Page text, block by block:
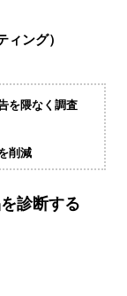
ィング）
を隈なく調査
削減
診断する